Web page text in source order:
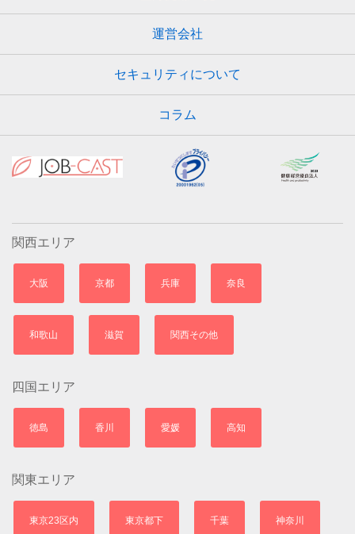
運営会社
セキュリティについて
コラム
関西エリア
大阪 京都 兵庫 奈良
和歌山 滋賀 関西その他
四国エリア
徳島 香川 愛媛 高知
関東エリア
東京23区内 東京都下 千葉 神奈川